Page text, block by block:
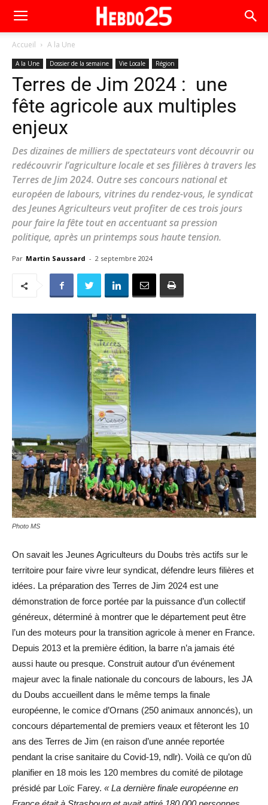
Accueil A la Une
A la Une Dossier de la semaine Vie Locale Région
Terres de Jim 2024 : une
fête agricole aux multiples
enjeux
Des dizaines de milliers de spectateurs vont découvrir ou
redécouvrir l’agriculture locale et ses filières à travers les
Terres de Jim 2024. Outre ses concours national et
européen de labours, vitrines du rendez-vous, le syndicat
des Jeunes Agriculteurs veut profiter de ces trois jours
pour faire la fête tout en accentuant sa pression
politique, après un printemps sous haute tension.
Par Martin Saussard - 2 septembre 2024
Photo MS
On savait les Jeunes Agriculteurs du Doubs très actifs sur le
territoire pour faire vivre leur syndicat, défendre leurs filières et
idées. La préparation des Terres de Jim 2024 est une
démonstration de force portée par la puissance d’un collectif
généreux, déterminé à montrer que le département peut être
l’un des moteurs pour la transition agricole à mener en France.
Depuis 2013 et la première édition, la barre n’a jamais été
aussi haute ou presque. Construit autour d’un événement
majeur avec la finale nationale du concours de labours, les JA
du Doubs accueillent dans le même temps la finale
européenne, le comice d’Ornans (250 animaux annoncés), un
concours départemental de premiers veaux et fêteront les 10
ans des Terres de Jim (en raison d’une année reportée
pendant la crise sanitaire du Covid-19, ndlr). Voilà ce qu’on dû
planifier en 18 mois les 120 membres du comité de pilotage
présidé par Loïc Farey. « La dernière finale européenne en